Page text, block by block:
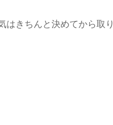
はきちんと決めてから取り